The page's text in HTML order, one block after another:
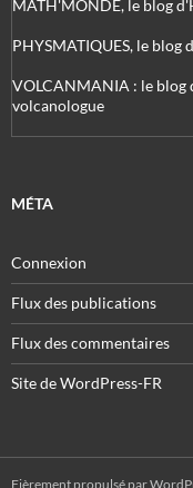
MATH'MONDE, le blog
PHYSMATIQUES, le blog
VOLCANMANIA : le blog
volcanologue
MÉTA
Connexion
Flux des publications
Flux des commentaires
Site de WordPress-FR
Fièrement propulsé par